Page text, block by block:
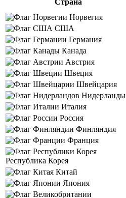
Страна
Норвегия
США
Германия
Канада
Австрия
Швеция
Швейцария
Нидерланды
Италия
Россия
Финляндия
Франция
Республика Корея
Китай
Япония